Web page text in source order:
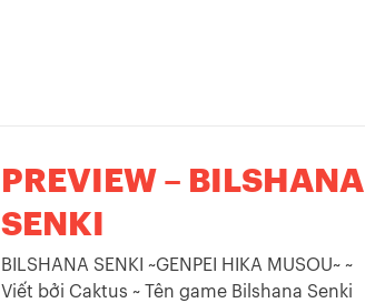
PREVIEW – BILSHANA
SENKI
BILSHANA SENKI ~GENPEI HIKA MUSOU~ ~
Viết bởi Caktus ~ Tên game Bilshana Senki